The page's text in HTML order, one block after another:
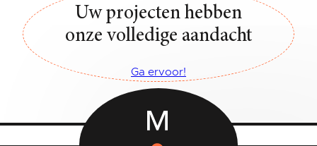
Uw projecten hebben
onze volledige aandacht
Ga ervoor!